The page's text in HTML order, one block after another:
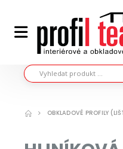
OBKLADOVÉ PROFILY